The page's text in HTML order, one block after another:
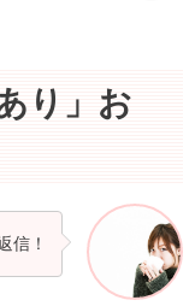
り」お
信！